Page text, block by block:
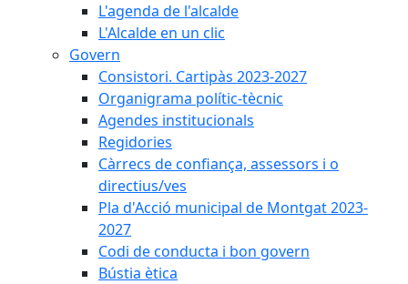
L'agenda de l'alcalde
L'Alcalde en un clic
Govern
Consistori. Cartipàs 2023-2027
Organigrama polític-tècnic
Agendes institucionals
Regidories
Càrrecs de confiança, assessors i o
directius/ves
Pla d'Acció municipal de Montgat 2023-
2027
Codi de conducta i bon govern
Bústia ètica